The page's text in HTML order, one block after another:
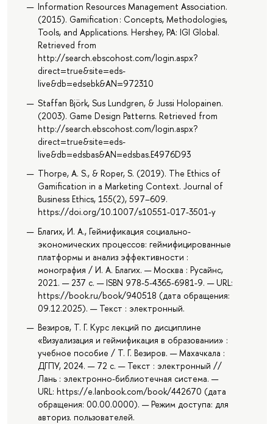
Information Resources Management Association.
(2015). Gamification : Concepts, Methodologies,
Tools, and Applications. Hershey, PA: IGI Global.
Retrieved from
http://search.ebscohost.com/login.aspx?
direct=true&site=eds-
live&db=edsebk&AN=972310
Staffan Björk, Sus Lundgren, & Jussi Holopainen.
(2003). Game Design Patterns. Retrieved from
http://search.ebscohost.com/login.aspx?
direct=true&site=eds-
live&db=edsbas&AN=edsbas.E4976D93
Thorpe, A. S., & Roper, S. (2019). The Ethics of
Gamification in a Marketing Context. Journal of
Business Ethics, 155(2), 597–609.
https://doi.org/10.1007/s10551-017-3501-y
Благих, И. А., Геймификация социально-
экономических процессов: геймифицированные
платформы и анализ эффективности :
монография / И. А. Благих. — Москва : Русайнс,
2021. — 237 с. — ISBN 978-5-4365-6981-9. — URL:
https://book.ru/book/940518 (дата обращения:
09.12.2025). — Текст : электронный.
Везиров, Т. Г. Курс лекций по дисциплине
«Визуализация и геймификация в образовании» :
учебное пособие / Т. Г. Везиров. — Махачкала :
ДГПУ, 2024. — 72 с. — Текст : электронный //
Лань : электронно-библиотечная система. —
URL: https://e.lanbook.com/book/442670 (дата
обращения: 00.00.0000). — Режим доступа: для
авториз. пользователей.